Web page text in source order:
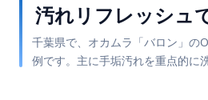
汚れリフレッシュ
千葉県で、オカムラ「バロン」の
例です。主に手垢汚れを重点的に